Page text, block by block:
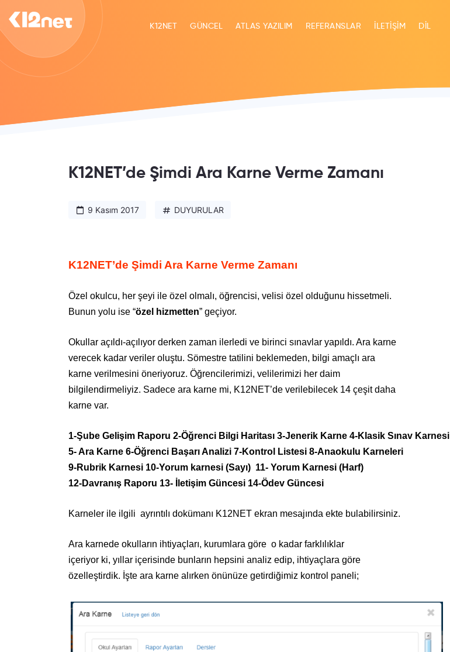
K12NET GÜNCEL ATLAS YAZILIM REFERANSLAR İLETİŞİM DİL
K12NET’de Şimdi Ara Karne Verme Zamanı
9 Kasım 2017 DUYURULAR
K12NET’de Şimdi Ara Karne Verme Zamanı
Özel okulcu, her şeyi ile özel olmalı, öğrencisi, velisi özel olduğunu hissetmeli.
Bunun yolu ise “özel hizmetten” geçiyor.
Okullar açıldı-açılıyor derken zaman ilerledi ve birinci sınavlar yapıldı. Ara karne
verecek kadar veriler oluştu. Sömestre tatilini beklemeden, bilgi amaçlı ara
karne verilmesini öneriyoruz. Öğrencilerimizi, velilerimizi her daim
bilgilendirmeliyiz. Sadece ara karne mi, K12NET’de verilebilecek 14 çeşit daha
karne var.
1-Şube Gelişim Raporu 2-Öğrenci Bilgi Haritası 3-Jenerik Karne 4-Klasik Sınav Karnesi
5- Ara Karne 6-Öğrenci Başarı Analizi 7-Kontrol Listesi 8-Anaokulu Karneleri
9-Rubrik Karnesi 10-Yorum karnesi (Sayı) 11- Yorum Karnesi (Harf)
12-Davranış Raporu 13- İletişim Güncesi 14-Ödev Güncesi
Karneler ile ilgili ayrıntılı dokümanı K12NET ekran mesajında ekte bulabilirsiniz.
Ara karnede okulların ihtiyaçları, kurumlara göre o kadar farklılıklar
içeriyor ki, yıllar içerisinde bunların hepsini analiz edip, ihtiyaçlara göre
özelleştirdik. İşte ara karne alırken önünüze getirdiğimiz kontrol paneli;